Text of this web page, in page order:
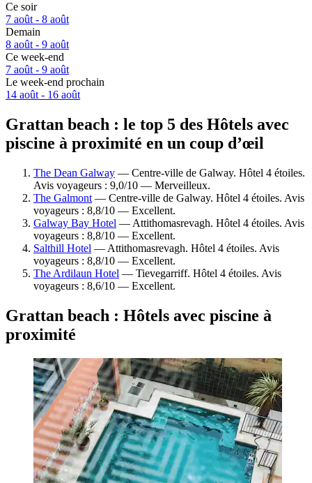
Ce soir
7 août - 8 août
Demain
8 août - 9 août
Ce week-end
7 août - 9 août
Le week-end prochain
14 août - 16 août
Grattan beach : le top 5 des Hôtels avec
piscine à proximité en un coup d’œil
The Dean Galway — Centre-ville de Galway. Hôtel 4 étoiles.
Avis voyageurs : 9,0/10 — Merveilleux.
The Galmont — Centre-ville de Galway. Hôtel 4 étoiles. Avis
voyageurs : 8,8/10 — Excellent.
Galway Bay Hotel — Attithomasrevagh. Hôtel 4 étoiles. Avis
voyageurs : 8,8/10 — Excellent.
Salthill Hotel — Attithomasrevagh. Hôtel 4 étoiles. Avis
voyageurs : 8,8/10 — Excellent.
The Ardilaun Hotel — Tievegarriff. Hôtel 4 étoiles. Avis
voyageurs : 8,6/10 — Excellent.
Grattan beach : Hôtels avec piscine à
proximité